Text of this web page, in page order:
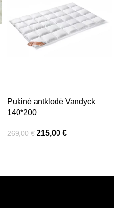
Pūkinė antklodė Vandyck
140*200
269,00€ 215,00 €